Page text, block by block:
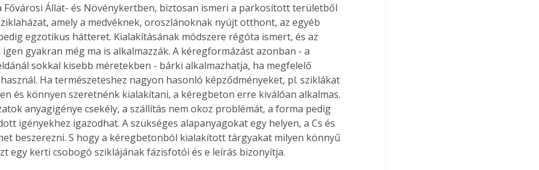
Fővárosi Állat- és Növénykertben, biztosan ismeri a parkosított területből
amely a medvéknek, oroszlánoknak nyújt otthont, az egyéb
egzotikus hátteret. Kialakításának módszere régóta ismert, és az
gyakran még ma is alkalmazzák. A kéregformázást azonban - a
sokkal kisebb méretekben - bárki alkalmazhatja, ha megfelelő
Ha természeteshez nagyon hasonló képződményeket, pl. sziklákat
és könnyen szeretnénk kialakítani, a kéregbeton erre kiválóan alkalmas.
anyagigénye csekély, a szállítás nem okoz problémát, a forma pedig
igényekhez igazodhat. A szükséges alapanyagokat egy helyen, a Cs és
beszerezni. S hogy a kéregbetonból kialakított tárgyakat milyen könnyű
egy kerti csobogó sziklájának fázisfotói és e leírás bizonyítja.